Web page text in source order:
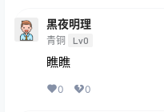
黑夜明理
青铜 Lv0
瞧瞧
0 0